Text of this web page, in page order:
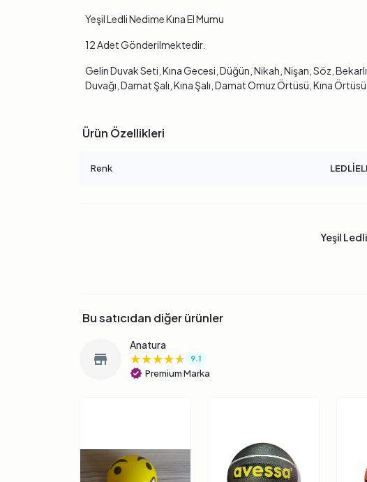
Yeşil Ledli Nedime Kına El Mumu
12 Adet Gönderilmektedir.
Gelin Duvak Seti, Kına Gecesi, Düğün, Nikah, Nişan, Söz,
Duvağı, Damat Şalı, Kına Şalı, Damat Omuz Örtüsü, Kına
Ürün Özellikleri
Renk
Yeşil
Bu satıcıdan diğer ürünler
store
Anatura
★★★★★
★★★★★
★★★★★ 9.1
verified Premium Marka